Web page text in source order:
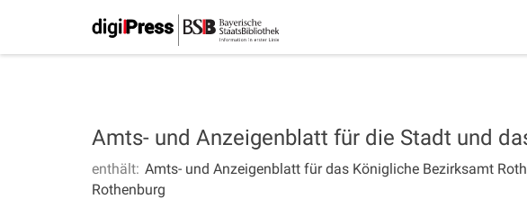
Amts- und Anzeigenblatt für die Stadt und
enthält: Amts- und Anzeigenblatt für das Königliche Bezirksamt
Rothenburg